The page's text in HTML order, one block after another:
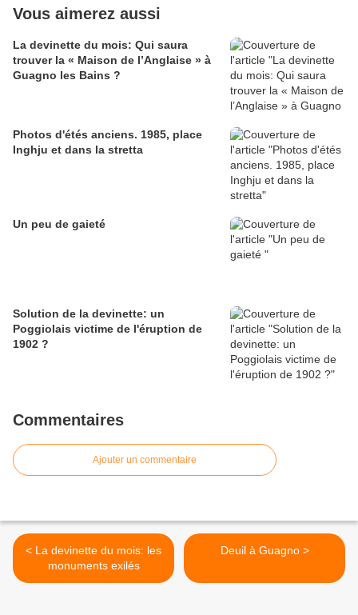
Vous aimerez aussi
La devinette du mois: Qui saura
trouver la « Maison de l’Anglaise » à
Guagno les Bains ?
Photos d'étés anciens. 1985, place
Inghju et dans la stretta
Un peu de gaieté
Solution de la devinette: un
Poggiolais victime de l'éruption de
1902 ?
Commentaires
Ajouter un commentaire
< La devinette du mois: les
monuments exilés
Deuil à Guagno >